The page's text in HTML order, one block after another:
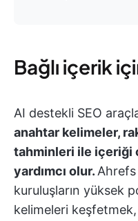
Bağlı içerik
AI destekli SEO
anahtar kelimeler,
tahminleri ile içeriği
yardımcı olur. Ahrefs
kuruluşların yüksek
kelimeleri